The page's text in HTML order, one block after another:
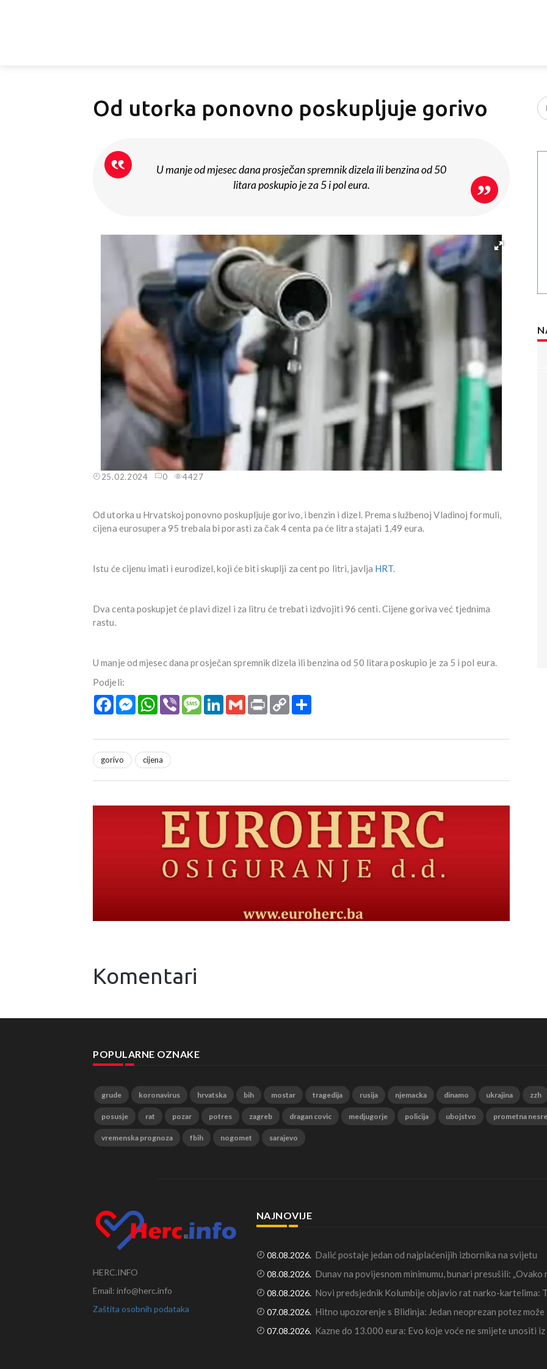
Od utorka ponovno poskupljuje gorivo
U manje od mjesec dana prosječan spremnik dizela ili benzina od 50
litara poskupio je za 5 i pol eura.
25.02.2024 0 4427
Od utorka u Hrvatskoj ponovno poskupljuje gorivo, i benzin i dizel. Prema službenoj Vladinoj formuli,
cijena eurosupera 95 trebala bi porasti za čak 4 centa pa će litra stajati 1,49 eura.
Istu će cijenu imati i eurodizel, koji će biti skuplji za cent po litri, javlja HRT.
Dva centa poskupjet će plavi dizel i za litru će trebati izdvojiti 96 centi. Cijene goriva već tjednima
rastu.
U manje od mjesec dana prosječan spremnik dizela ili benzina od 50 litara poskupio je za 5 i pol eura.
Podjeli:
FacebookMessengerWhatsApp
Viber MessageLinkedInGmail Print Copy
Link
gorivo cijena
Komentari
POPULARNE OZNAKE
grude koronavirus hrvatska bih mostar tragedija rusija njemacka dinamo ukrajina zzh
posusje rat pozar potres zagreb dragan covic medjugorje policija ubojstvo prometna
vremenska prognoza fbih nogomet sarajevo
HERC.INFO
Email: info@herc.info
Zaštita osobnih podataka
NAJNOVIJE
08.08.2026. Dalić postaje jedan od najplaćenijih izbornika na svijetu
08.08.2026. Dunav na povijesnom minimumu, bunari presušili: „Ovako
08.08.2026. Novi predsjednik Kolumbije objavio rat narko-kartelima:
07.08.2026. Hitno upozorenje s Blidinja: Jedan neoprezan potez
07.08.2026. Kazne do 13.000 eura: Evo koje voće ne smijete unositi